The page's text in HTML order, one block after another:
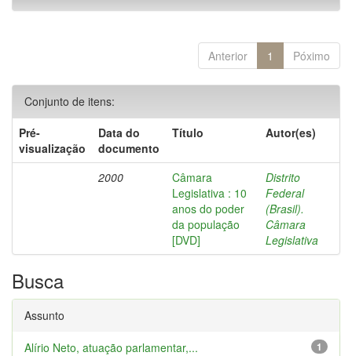
Anterior 1 Póximo
Conjunto de itens:
Pré-
visualização
Data do
documento
Título Autor(es)
2000
Câmara
Legislativa : 10
anos do poder
da população
[DVD]
Distrito
Federal
(Brasil).
Câmara
Legislativa
Busca
Assunto
1
Alírio Neto, atuação parlamentar,...